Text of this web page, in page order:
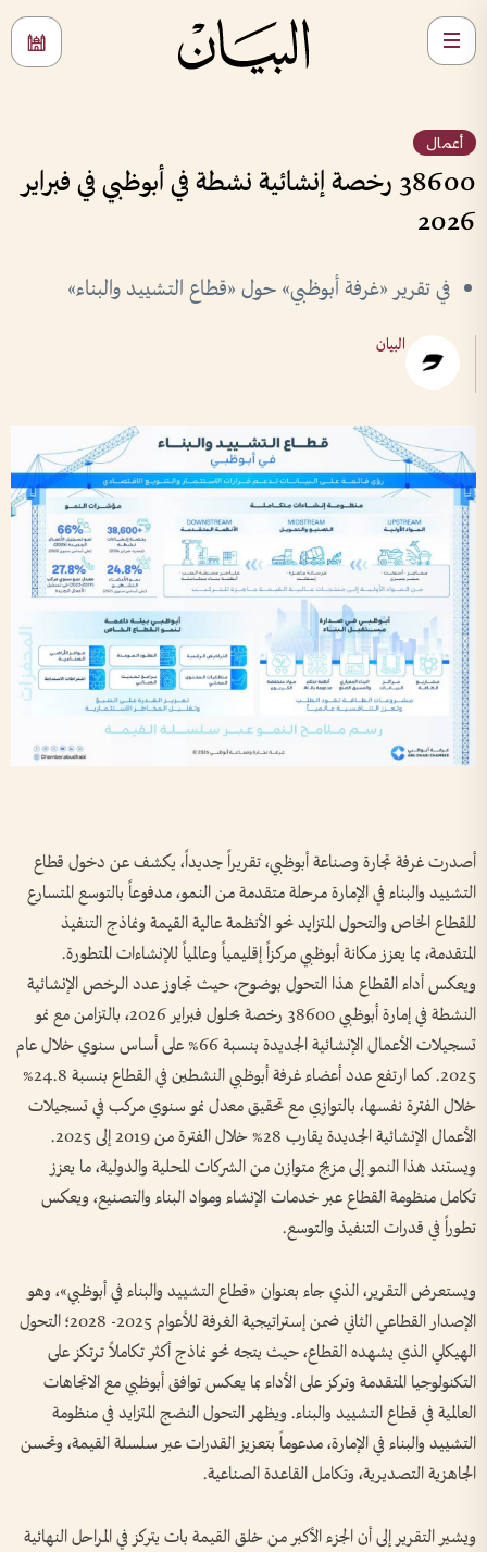
أعمال
38600 رخصة إنشائية نشطة في أبوظبي في فبراير
2026
في تقرير «غرفة أبوظبي» حول «قطاع التشييد والبناء»
البيان
أصدرت غرفة تجارة وصناعة أبوظبي، تقريراً جديداً، يكشف عن دخول قطاع
التشييد والبناء في الإمارة مرحلة متقدمة من النمو، مدفوعاً بالتوسع المتسارع
للقطاع الخاص والتحول المتزايد نحو الأنظمة عالية القيمة ونماذج التنفيذ
المتقدمة، بما يعزز مكانة أبوظبي مركزاً إقليمياً وعالمياً للإنشاءات المتطورة.
ويعكس أداء القطاع هذا التحول بوضوح، حيث تجاوز عدد الرخص الإنشائية
النشطة في إمارة أبوظبي 38600 رخصة بحلول فبراير 2026، بالتزامن مع نمو
تسجيلات الأعمال الإنشائية الجديدة بنسبة 66% على أساس سنوي خلال عام
2025. كما ارتفع عدد أعضاء غرفة أبوظبي النشطين في القطاع بنسبة 24.8%
خلال الفترة نفسها، بالتوازي مع تحقيق معدل نمو سنوي مركب في تسجيلات
الأعمال الإنشائية الجديدة يقارب 28% خلال الفترة من 2019 إلى 2025.
ويستند هذا النمو إلى مزيج متوازن من الشركات المحلية والدولية، ما يعزز
تكامل منظومة القطاع عبر خدمات الإنشاء ومواد البناء والتصنيع، ويعكس
تطوراً في قدرات التنفيذ والتوسع.
ويستعرض التقرير، الذي جاء بعنوان «قطاع التشييد والبناء في أبوظبي»، وهو
الإصدار القطاعي الثاني ضمن إستراتيجية الغرفة للأعوام 2025- 2028؛ التحول
الهيكلي الذي يشهده القطاع، حيث يتجه نحو نماذج أكثر تكاملاً ترتكز على
التكنولوجيا المتقدمة وتركز على الأداء بما يعكس توافق أبوظبي مع الاتجاهات
العالمية في قطاع التشييد والبناء. ويظهر التحول النضج المتزايد في منظومة
التشييد والبناء في الإمارة، مدعوماً بتعزيز القدرات عبر سلسلة القيمة، وتحسن
الجاهزية التصديرية، وتكامل القاعدة الصناعية.
ويشير التقرير إلى أن الجزء الأكبر من خلق القيمة بات يتركز في المراحل النهائية